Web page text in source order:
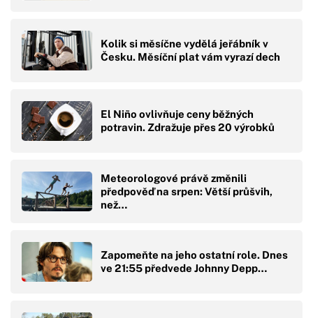
Kolik si měsíčne vydělá jeřábník v
Česku. Měsíční plat vám vyrazí dech
El Niño ovlivňuje ceny běžných
potravin. Zdražuje přes 20 výrobků
Meteorologové právě změnili
předpověď na srpen: Větší průšvih,
než…
Zapomeňte na jeho ostatní role. Dnes
ve 21:55 předvede Johnny Depp…